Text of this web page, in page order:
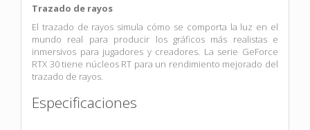
Trazado de rayos
El trazado de rayos simula cómo se comporta la luz en el
mundo real para producir los gráficos más realistas e
inmersivos para jugadores y creadores. La serie GeForce
RTX 30 tiene núcleos RT para un rendimiento mejorado del
trazado de rayos.
Especificaciones